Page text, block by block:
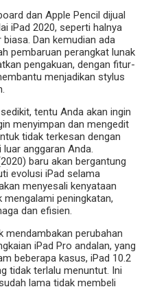
dan Apple Pencil dijual
iPad 2020, seperti halnya
Dan kemudian ada
pembaruan perangkat lunak
pengakuan, dengan fitur-
menjadikan stylus
tentu Anda akan ingin
menyimpan dan mengedit
tidak terkesan dengan
anggaran Anda.
baru akan bergantung
evolusi iPad selama
menyesali kenyataan
mengalami peningkatan,
dan efisien.
mendambakan perubahan
iPad Pro andalan, yang
beberapa kasus, iPad 10.2
tidak terlalu menuntut. Ini
lama tidak membeli